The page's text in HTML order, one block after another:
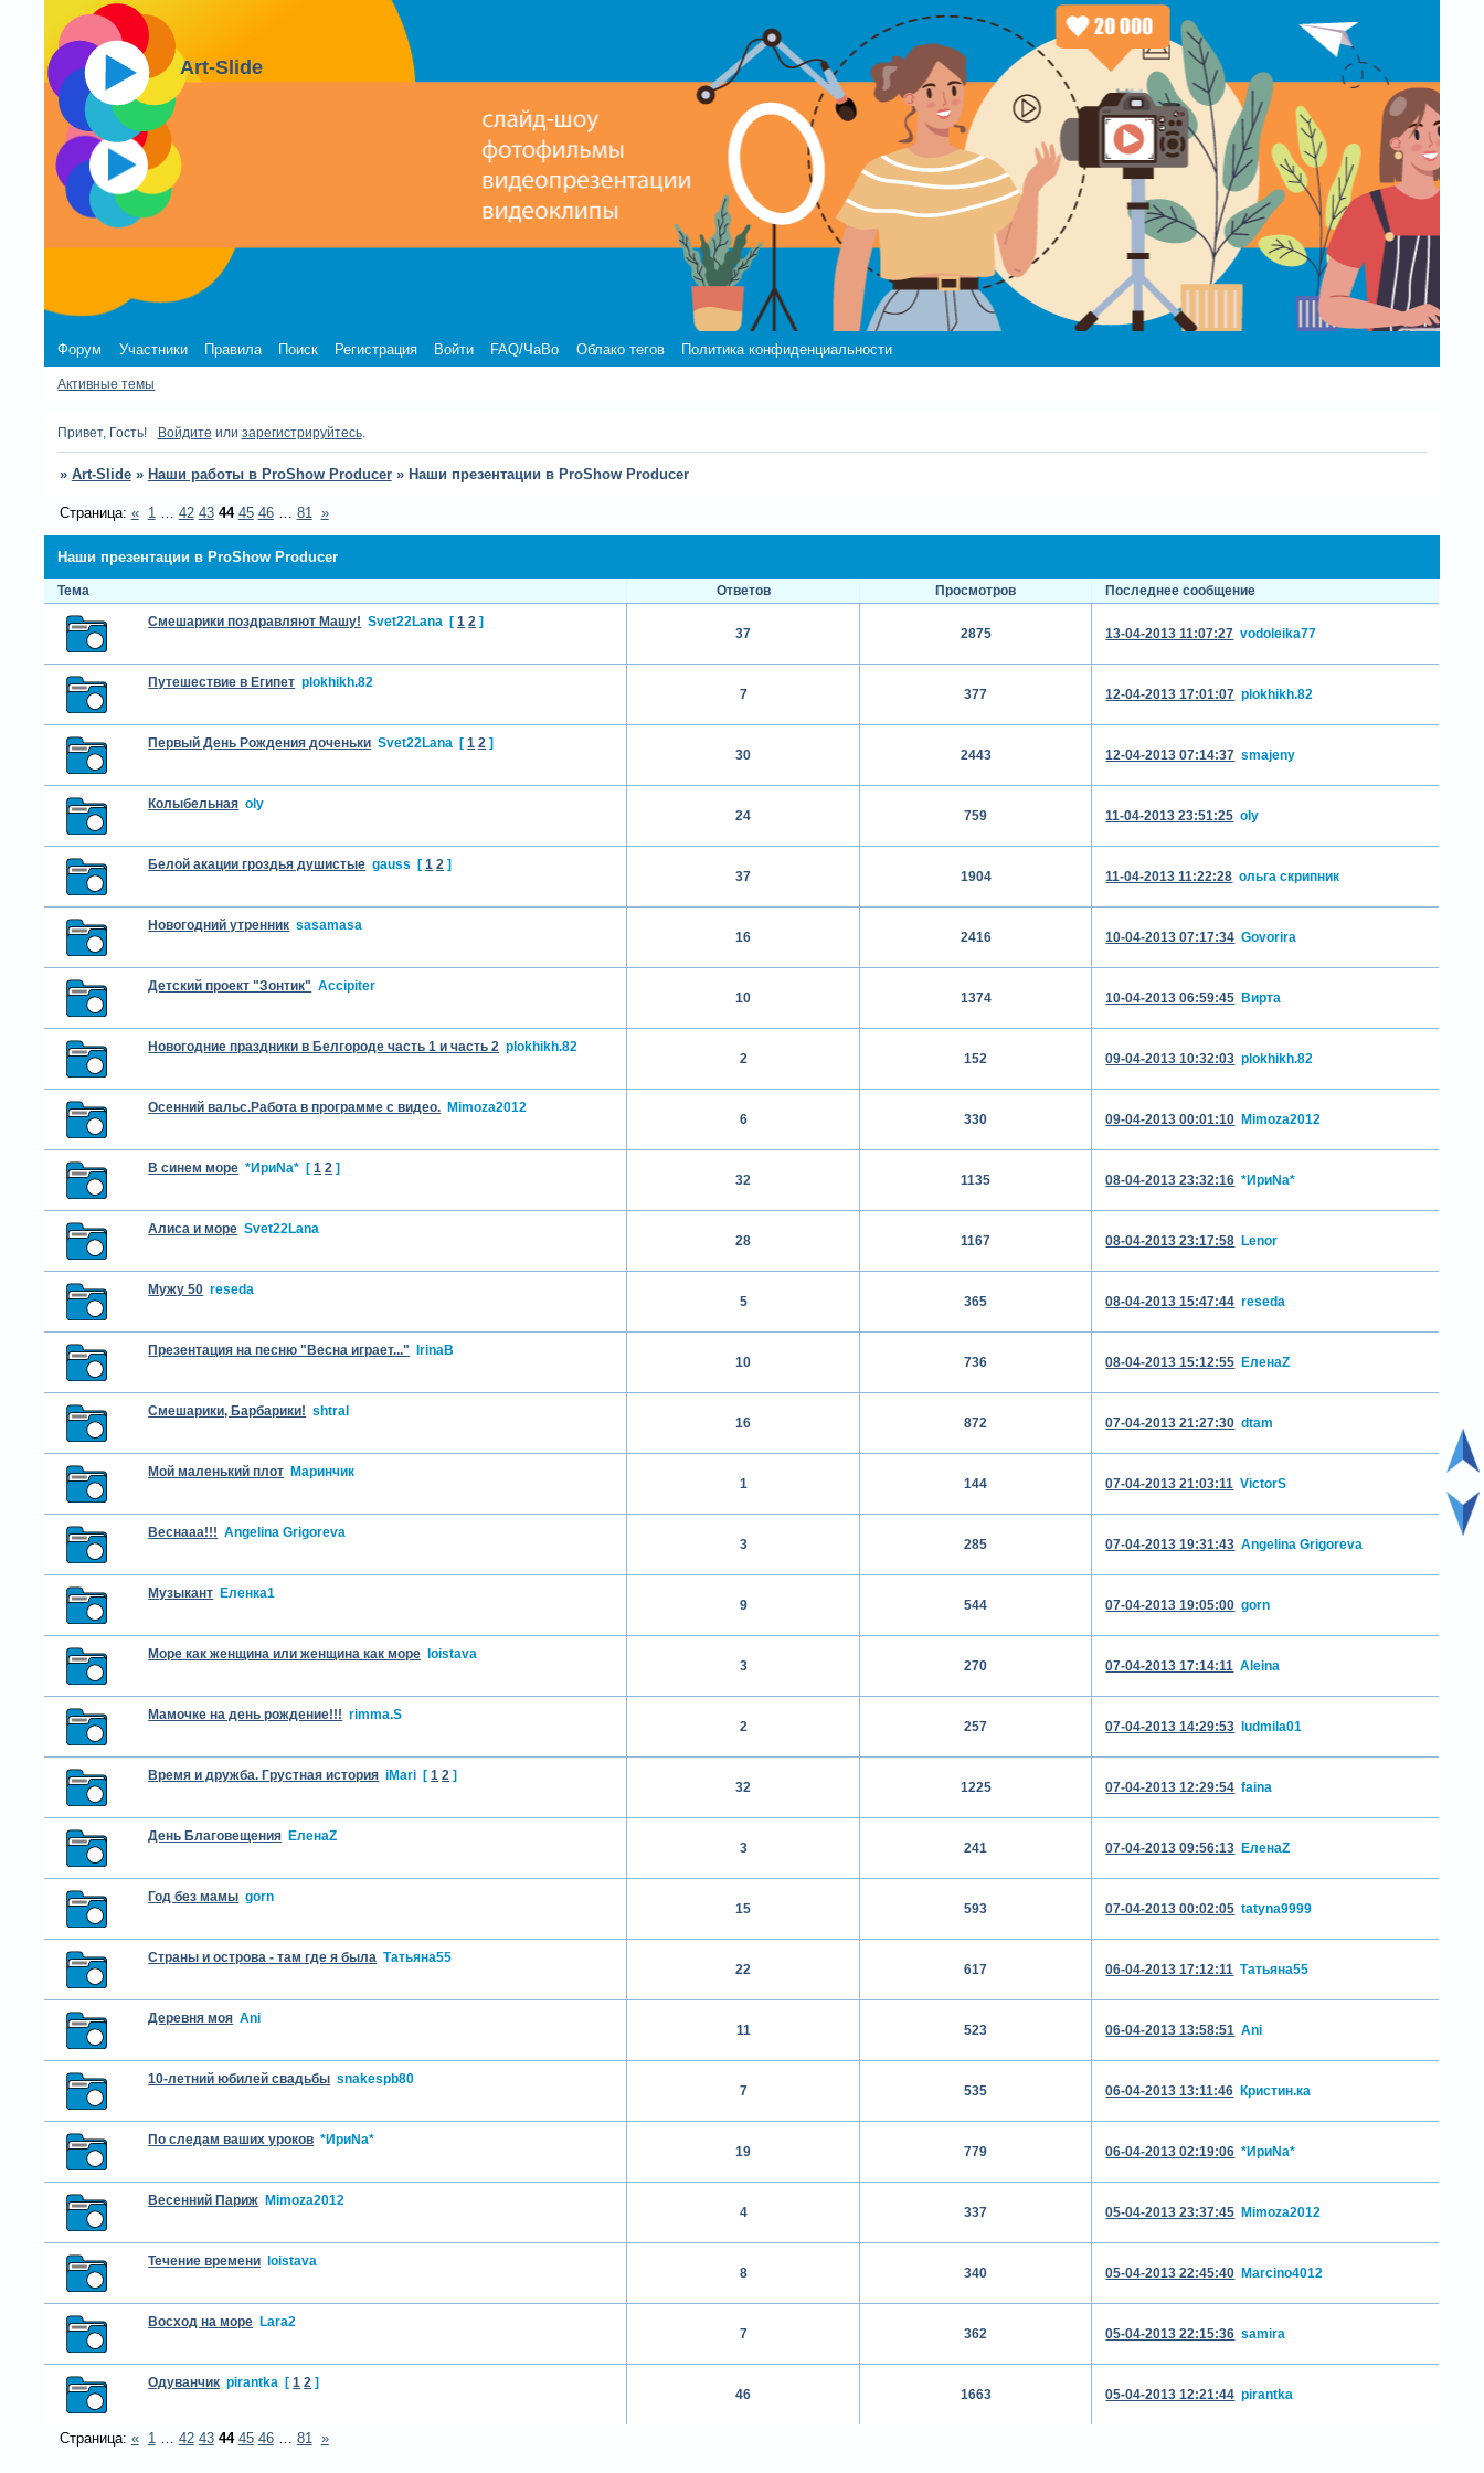
Art-Slide
Форум Участники Правила Поиск Регистрация Войти FAQ/ЧаВо Облако тегов Политика конфиденциальности
Активные темы
Привет, Гость! Войдите или зарегистрируйтесь.
» Art-Slide » Наши работы в ProShow Producer » Наши презентации в ProShow Producer
Наши презентации в ProShow Producer
Страница: « 1 … 42 43 44 45 46 … 81 »
Тема Ответов Просмотров
Последнее сообщение
Смешарики поздравляют Машу! Svet22Lana [ 1 2 ]
37 2875 13-04-2013 11:07:27 vodoleika77
Путешествие в Египет plokhikh.82
7 377 12-04-2013 17:01:07 plokhikh.82
Первый День Рождения доченьки Svet22Lana [ 1 2 ]
30 2443 12-04-2013 07:14:37 smajeny
Колыбельная oly
24 759 11-04-2013 23:51:25 oly
Белой акации гроздья душистые gauss [ 1 2 ]
37 1904 11-04-2013 11:22:28 ольга скрипник
Новогодний утренник sasamasa
16 2416 10-04-2013 07:17:34 Govorira
Детский проект "Зонтик" Accipiter
10 1374 10-04-2013 06:59:45 Вирта
Новогодние праздники в Белгороде часть 1 и часть 2 plokhikh.82
2 152 09-04-2013 10:32:03 plokhikh.82
Осенний вальс.Работа в программе с видео. Mimoza2012
6 330 09-04-2013 00:01:10 Mimoza2012
В синем море *ИриNа* [ 1 2 ]
32 1135 08-04-2013 23:32:16 *ИриNа*
Алиса и море Svet22Lana
28 1167 08-04-2013 23:17:58 Lenor
Мужу 50 reseda
5 365 08-04-2013 15:47:44 reseda
Презентация на песню "Весна играет..." IrinaB
10 736 08-04-2013 15:12:55 ЕленаZ
Смешарики, Барбарики! shtral
16 872 07-04-2013 21:27:30 dtam
Мой маленький плот Маринчик
1 144 07-04-2013 21:03:11 VictorS
Веснааа!!! Angelina Grigoreva
3 285 07-04-2013 19:31:43 Angelina Grigoreva
Музыкант Еленка1
9 544 07-04-2013 19:05:00 gorn
Море как женщина или женщина как море loistava
3 270 07-04-2013 17:14:11 Aleina
Мамочке на день рождение!!! rimma.S
2 257 07-04-2013 14:29:53 ludmila01
Время и дружба. Грустная история iMari [ 1 2 ]
32 1225 07-04-2013 12:29:54 faina
День Благовещения ЕленаZ
3 241 07-04-2013 09:56:13 ЕленаZ
Год без мамы gorn
15 593 07-04-2013 00:02:05 tatyna9999
Страны и острова - там где я была Татьяна55
22 617 06-04-2013 17:12:11 Татьяна55
Деревня моя Ani
11 523 06-04-2013 13:58:51 Ani
10-летний юбилей свадьбы snakespb80
7 535 06-04-2013 13:11:46 Кристин.ка
По следам ваших уроков *ИриNа*
19 779 06-04-2013 02:19:06 *ИриNа*
Весенний Париж Mimoza2012
4 337 05-04-2013 23:37:45 Mimoza2012
Течение времени loistava
8 340 05-04-2013 22:45:40 Marcino4012
Восход на море Lara2
7 362 05-04-2013 22:15:36 samira
Одуванчик pirantka [ 1 2 ]
46 1663 05-04-2013 12:21:44 pirantka
Страница: « 1 … 42 43 44 45 46 … 81 »